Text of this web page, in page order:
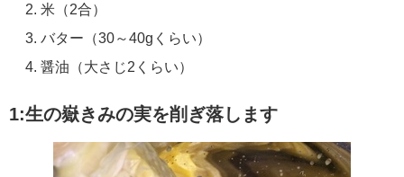
米（2合）
バター（30～40gくらい）
醤油（大さじ2くらい）
1:生の嶽きみの実を削ぎ落します